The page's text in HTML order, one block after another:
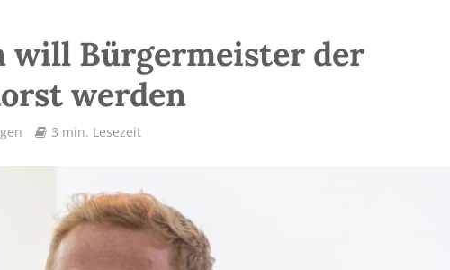
will Bürgermeister der
werden
3 min. Lesezeit